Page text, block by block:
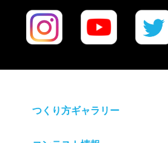
つくり方ギャラリー